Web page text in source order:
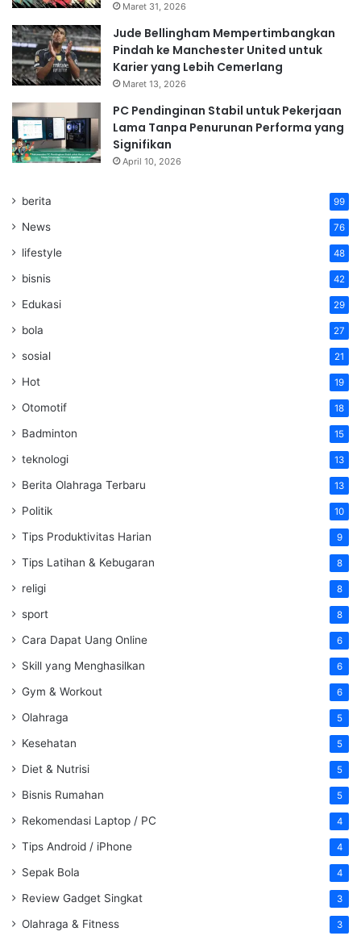
Maret 31, 2026
Jude Bellingham Mempertimbangkan
Pindah ke Manchester United untuk
Karier yang Lebih Cemerlang
Maret 13, 2026
PC Pendinginan Stabil untuk Pekerjaan
Lama Tanpa Penurunan Performa yang
Signifikan
April 10, 2026
berita 99
News 76
lifestyle 48
bisnis 42
Edukasi 29
bola 27
sosial 21
Hot 19
Otomotif 18
Badminton 15
teknologi 13
Berita Olahraga Terbaru 13
Politik 10
Tips Produktivitas Harian 9
Tips Latihan & Kebugaran 8
religi 8
sport 8
Cara Dapat Uang Online 6
Skill yang Menghasilkan 6
Gym & Workout 6
Olahraga 5
Kesehatan 5
Diet & Nutrisi 5
Bisnis Rumahan 5
Rekomendasi Laptop / PC 4
Tips Android / iPhone 4
Sepak Bola 4
Review Gadget Singkat 3
Olahraga & Fitness 3